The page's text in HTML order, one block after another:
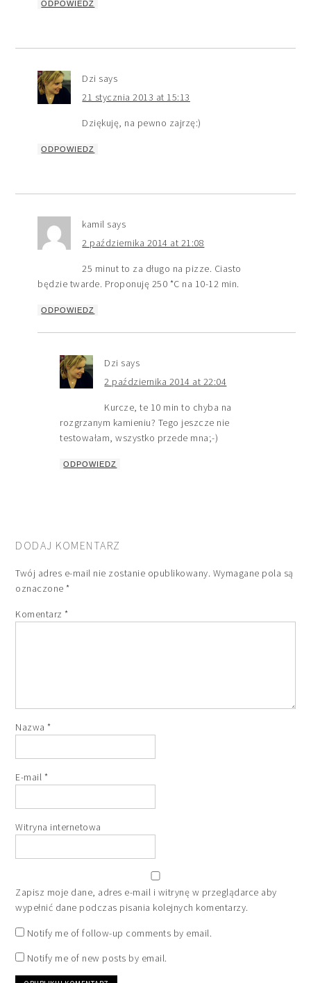
ODPOWIEDZ
Dzi says
21 stycznia 2013 at 15:13
Dziękuję, na pewno zajrzę:)
ODPOWIEDZ
kamil says
2 października 2014 at 21:08
25 minut to za długo na pizze. Ciasto
będzie twarde. Proponuję 250 *C na 10-12 min.
ODPOWIEDZ
Dzi says
2 października 2014 at 22:04
Kurcze, te 10 min to chyba na
rozgrzanym kamieniu? Tego jeszcze nie
testowałam, wszystko przede mna;-)
ODPOWIEDZ
DODAJ KOMENTARZ
Twój adres e-mail nie zostanie opublikowany. Wymagane pola są
oznaczone*
Komentarz*
Nazwa*
E-mail *
Witryna internetowa
Zapisz moje dane, adres e-mail i witrynę w przeglądarce aby
wypełnić dane podczas pisania kolejnych komentarzy.
Notify me of follow-up comments by email.
Notify me of new posts by email.